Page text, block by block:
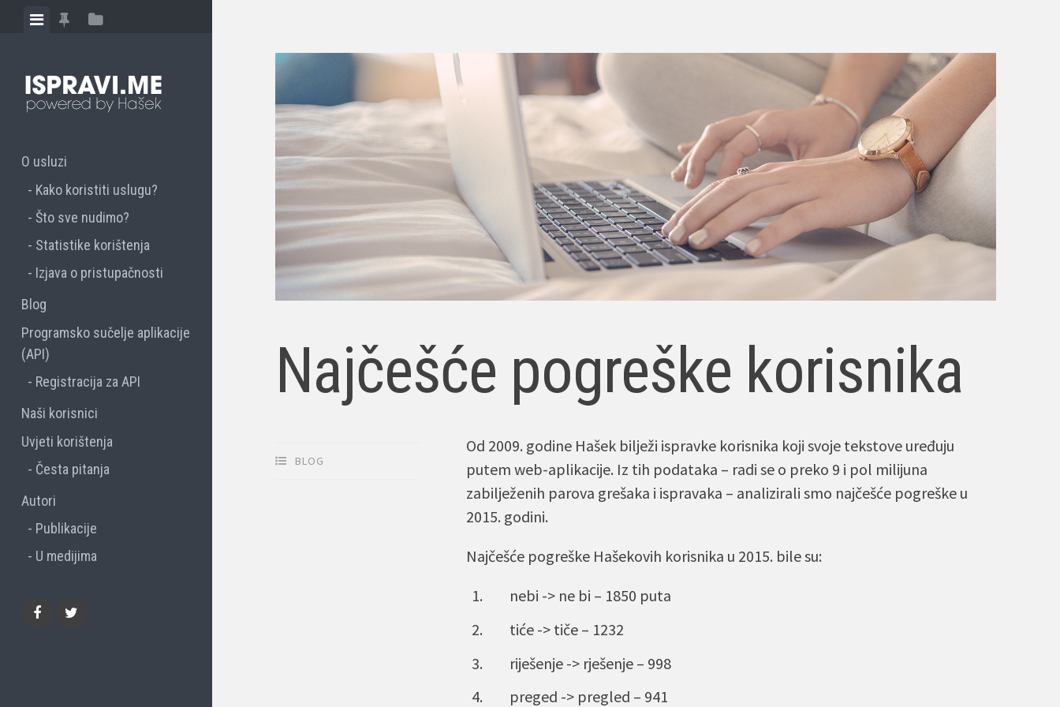
Skip to content
View menuView featured posts
O usluzi
Kako koristiti uslugu?
Što sve nudimo?
Statistike korištenja
Izjava o pristupačnosti
Blog
Programsko sučelje aplikacije
(API)
Registracija za API
Naši korisnici
Uvjeti korištenja
Česta pitanja
Autori
Publikacije
U medijima
Najčešće pogreške korisnika
BLOG
Od 2009. godine Hašek bilježi ispravke korisnika koji svoje tekstove uređuju
putem web-aplikacije. Iz tih podataka – radi se o preko 9 i pol milijuna
zabilježenih parova grešaka i ispravaka – analizirali smo najčešće pogreške u
2015. godini.
Najčešće pogreške Hašekovih korisnika u 2015. bile su:
nebi -> ne bi – 1850 puta
tiće -> tiče – 1232
riješenje -> rješenje – 998
preged -> pregled – 941